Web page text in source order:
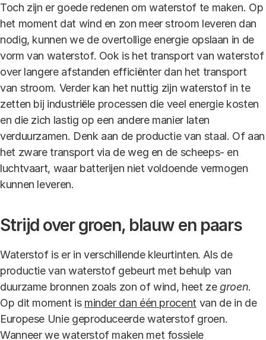
Toch zijn er goede redenen om waterstof te maken. Op
het moment dat wind en zon meer stroom leveren dan
nodig, kunnen we de overtollige energie opslaan in de
vorm van waterstof. Ook is het transport van waterstof
over langere afstanden efficiënter dan het transport
van stroom. Verder kan het nuttig zijn waterstof in te
zetten bij industriële processen die veel energie kosten
en die zich lastig op een andere manier laten
verduurzamen. Denk aan de productie van staal. Of aan
het zware transport via de weg en de scheeps- en
luchtvaart, waar batterijen niet voldoende vermogen
kunnen leveren.
Strijd over groen, blauw en paars
Waterstof is er in verschillende kleurtinten. Als de
productie van waterstof gebeurt met behulp van
duurzame bronnen zoals zon of wind, heet ze groen.
Op dit moment is minder dan één procent van de in de
Europese Unie geproduceerde waterstof groen.
Wanneer we waterstof maken met fossiele